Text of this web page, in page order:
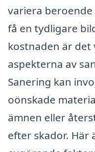
variera
få en tydligare
kostnaden är
aspekterna av
Sanering kan
oönskade
ämnen eller
efter skador. Här